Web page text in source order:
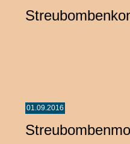
01.09.2016